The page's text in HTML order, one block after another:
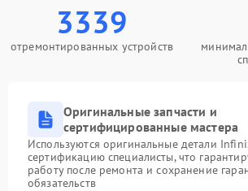
3339
отремонтированных устройств
Оригинальные запчасти и
сертифицированные мастера
Используются оригинальные детали
сертификацию специалисты, что
работу после ремонта и сохранение
обязательств